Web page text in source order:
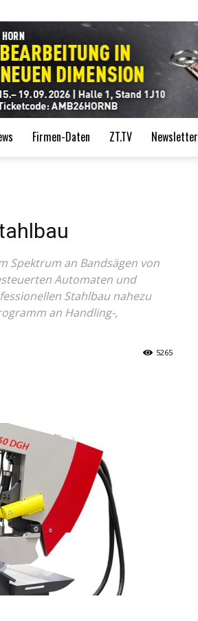
Firmen-Daten ZT.TV Newsletter
Spektrum an Bandsägen von
Automaten und
Stahlbau nahezu
an Handling-,
5265